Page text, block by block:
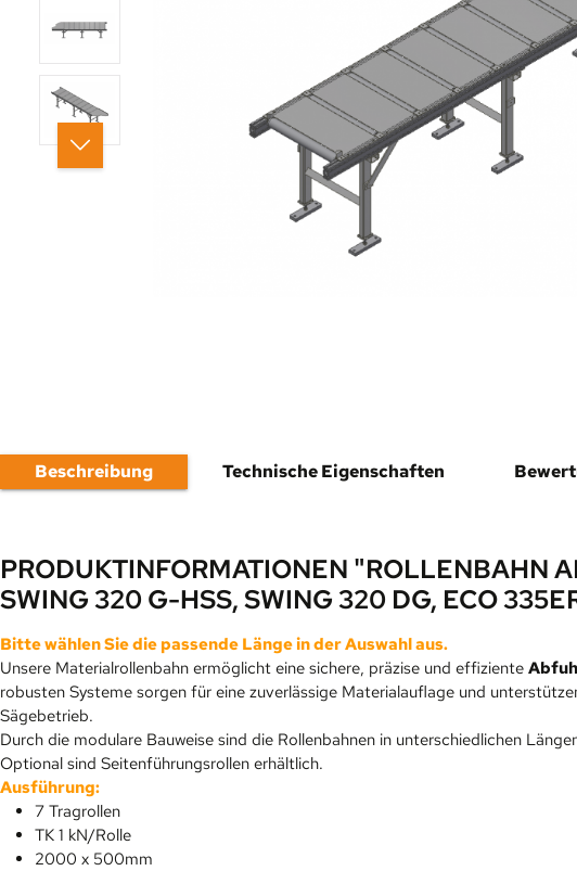
Beschreibung Technische Eigenschaften
PRODUKTINFORMATIONEN "ROLLENBAHN
SWING 320 G-HSS, SWING 320 DG, ECO
Bitte wählen Sie die passende Länge in der Auswahl aus.
Unsere Materialrollenbahn ermöglicht eine sichere, präzise und effiziente
robusten Systeme sorgen für eine zuverlässige Materialauflage und
Sägebetrieb.
Durch die modulare Bauweise sind die Rollenbahnen in unterschiedlichen
Optional sind Seitenführungsrollen erhältlich.
Ausführung:
7 Tragrollen
TK 1 kN/Rolle
2000 x 500mm